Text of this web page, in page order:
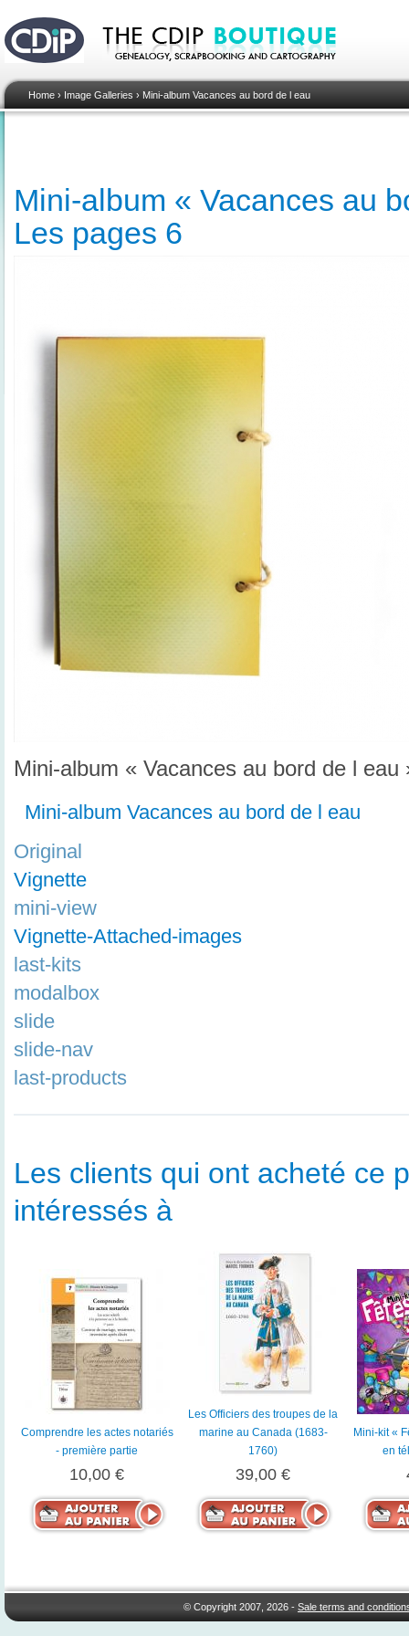
Home › Image Galleries › Mini-album Vacances au bord de l eau
Mini-album « Vacances au
Les pages 6
Mini-album « Vacances au bord de l
Mini-album Vacances au bord de l eau
Original
Vignette
mini-view
Vignette-Attached-images
last-kits
modalbox
slide
slide-nav
last-products
Les clients qui ont acheté ce
intéressés à
Comprendre les actes notariés
- première partie
10,00 €
Les Officiers des troupes de la
marine au Canada (1683-
1760)
39,00 €
Mini-kit «
en
© Copyright 2007, 2026 -Sale terms and